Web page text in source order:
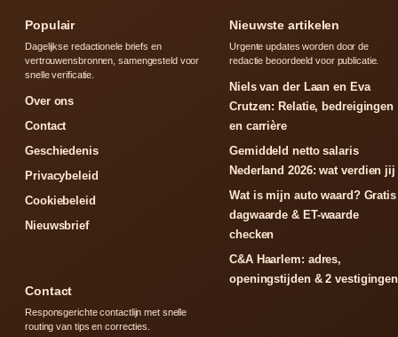
Populair
Dagelijkse redactionele briefs en
vertrouwensbronnen, samengesteld voor
snelle verificatie.
Over ons
Contact
Geschiedenis
Privacybeleid
Cookiebeleid
Nieuwsbrief
Nieuwste artikelen
Urgente updates worden door de
redactie beoordeeld voor publicatie.
Niels van der Laan en Eva
Crutzen: Relatie, bedreigingen
en carrière
Gemiddeld netto salaris
Nederland 2026: wat verdien jij
Wat is mijn auto waard? Gratis
dagwaarde & ET-waarde
checken
C&A Haarlem: adres,
openingstijden & 2 vestigingen
Contact
Responsgerichte contactlijn met snelle
routing van tips en correcties.